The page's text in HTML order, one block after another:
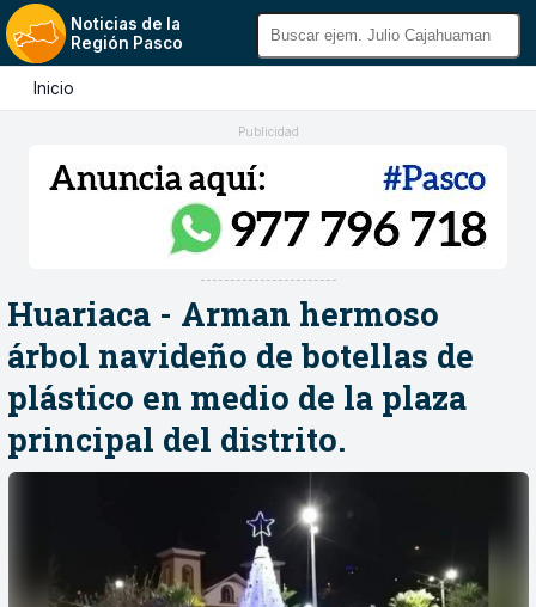
Noticias de la
Región Pasco
Inicio
Publicidad
-----------------------
Huariaca - Arman hermoso
árbol navideño de botellas de
plástico en medio de la plaza
principal del distrito.